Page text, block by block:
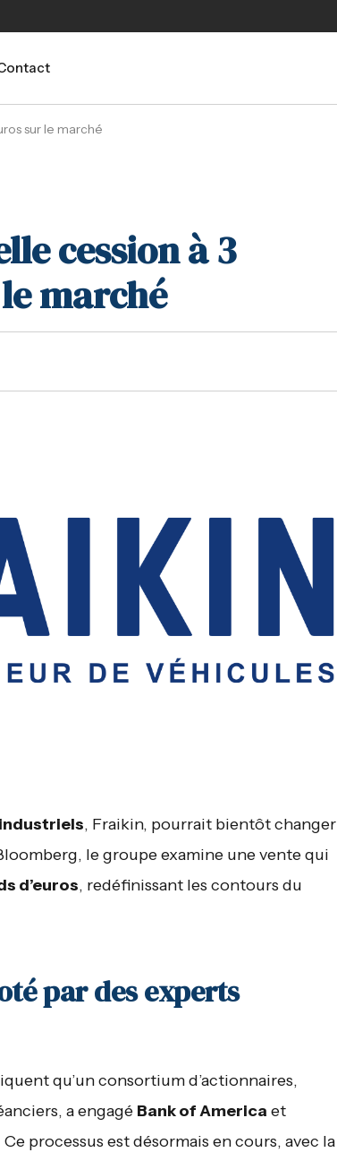
sur le marché
cession à 3
marché
, Fraikin, pourrait bientôt changer
le groupe examine une vente qui
d’euros, redéfinissant les contours du
par des experts
qu’un consortium d’actionnaires,
a engagé Bank of America et
processus est désormais en cours, avec la